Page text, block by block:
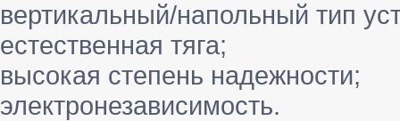
вертикальный/напольный тип
естественная тяга;
высокая степень надежности;
электронезависимость.